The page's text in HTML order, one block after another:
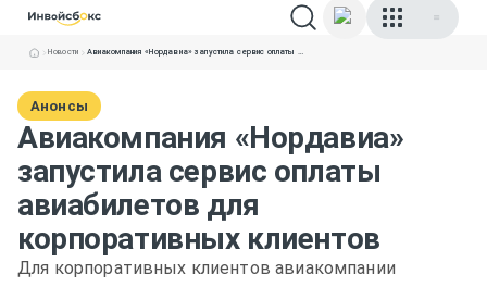
Новости Авиакомпания «Нордавиа» запустила сервис оплаты авиабилетов для корпоративных клиентов
Анонсы
Авиакомпания «Нордавиа»
запустила сервис оплаты
авиабилетов для
корпоративных клиентов
Для корпоративных клиентов авиакомпании